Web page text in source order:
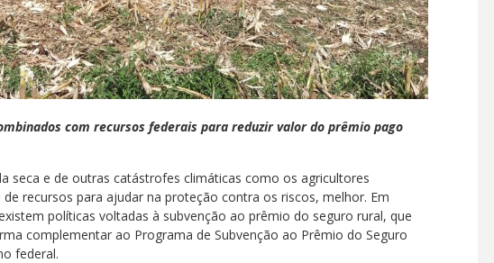
com recursos federais para reduzir valor do prêmio pago
seca e de outras catástrofes climáticas como os agricultores
recursos para ajudar na proteção contra os riscos, melhor. Em
políticas voltadas à subvenção ao prêmio do seguro rural, que
complementar ao Programa de Subvenção ao Prêmio do Seguro
federal.